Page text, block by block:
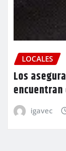
LOCALES
Los
igavec